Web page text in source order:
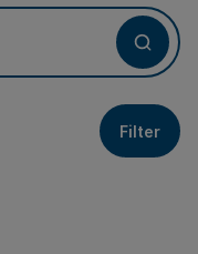
Filter